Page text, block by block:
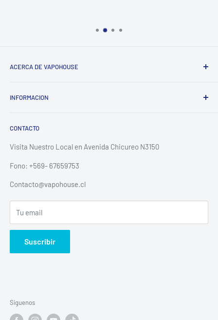
ACERCA DE VAPOHOUSE
costos de mantener un hogar, buscamos ofrecer los mejores
enfocados en la calidad y una excelente atención.
INFORMACION
Despachos
Politica de envios
Política de devolución y reembolso escrita
Todos Los productos
CONTACTO
Visita Nuestro Local en Avenida Chicureo N3150
Fono: +569- 67659753
Contacto@vapohouse.cl
Tu email
Suscribir
Síguenos